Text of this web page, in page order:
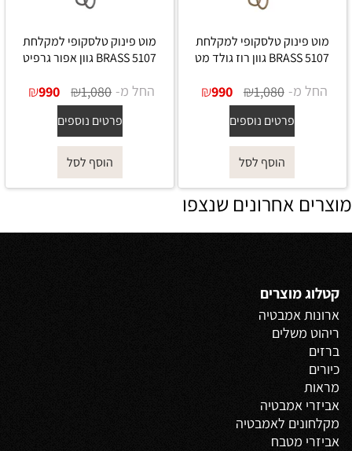
מוט פינוק טלסקופי למקלחת
5107 BRASS גוון רוז גולד מט
החל מ- ₪1,080
₪990
פרטים נוספים
הוסף לסל
מוט פינוק טלסקופי למקלחת
5107 BRASS גוון אפור גרפיט
החל מ- ₪1,080
₪990
פרטים נוספים
הוסף לסל
מוצרים אחרונים שנצפו
קטלוג מוצרים
ארונות אמבטיה
ריהוט משלים
ברזים
כיורים
מראות
אביזרי אמבטיה
מקלחונים לאמבטיה
אביזרי מטבח